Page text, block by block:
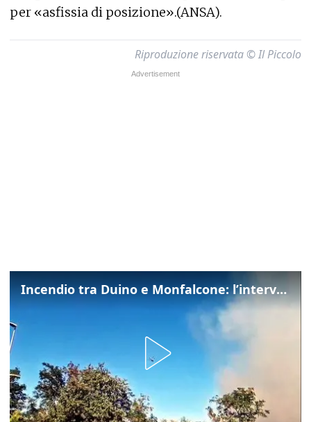
per «asfissia di posizione».(ANSA).
Riproduzione riservata © Il Piccolo
Incendio tra Duino e Monfalcone: l’intervento dei vigili del fuoco